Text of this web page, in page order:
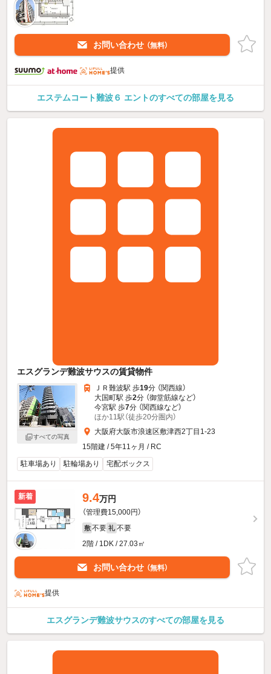
お問い合わせ （無料）
提供
エステムコート難波６ エントのすべての部屋を見る
エスグランデ難波サウスの賃貸物件
すべての写真
ＪＲ難波駅 歩19分 （関西線）
大国町駅 歩2分 （御堂筋線など）
今宮駅 歩7分 （関西線など）
ほか11駅（徒歩20分圏内）
大阪府大阪市浪速区敷津西2丁目1-23
15階建 / 5年11ヶ月 / RC
駐車場あり
駐輪場あり 宅配ボックス
新着 9.4万円
（管理費15,000円）
敷 不要 礼 不要
2階 / 1DK / 27.03㎡
お問い合わせ （無料）
提供
エスグランデ難波サウスのすべての部屋を見る